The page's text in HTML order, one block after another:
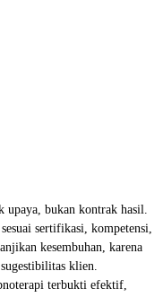
bukan kontrak hasil.
sertifikasi, kompetensi,
kesembuhan, karena
klien.
terbukti efektif,